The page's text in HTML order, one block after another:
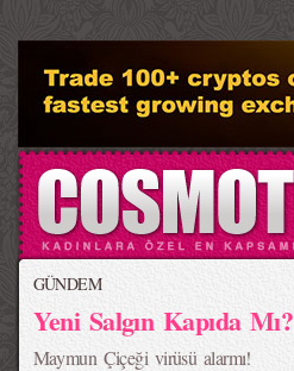
GÜNDEM
Yeni Salgın Kapıda Mı?
Maymun Çiçeği virüsü alarmı!